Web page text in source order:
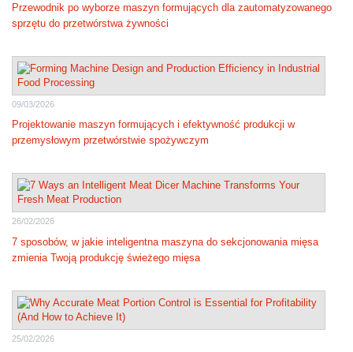
Przewodnik po wyborze maszyn formujących dla zautomatyzowanego
sprzętu do przetwórstwa żywności
09/03/2026
Projektowanie maszyn formujących i efektywność produkcji w
przemysłowym przetwórstwie spożywczym
26/02/2026
7 sposobów, w jakie inteligentna maszyna do sekcjonowania mięsa
zmienia Twoją produkcję świeżego mięsa
25/02/2026